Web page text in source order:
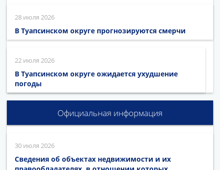
28 июля 2026
В Туапсинском округе прогнозируются смерчи
22 июля 2026
В Туапсинском округе ожидается ухудшение
погоды
Официальная информация
30 июля 2026
Сведения об объектах недвижимости и их